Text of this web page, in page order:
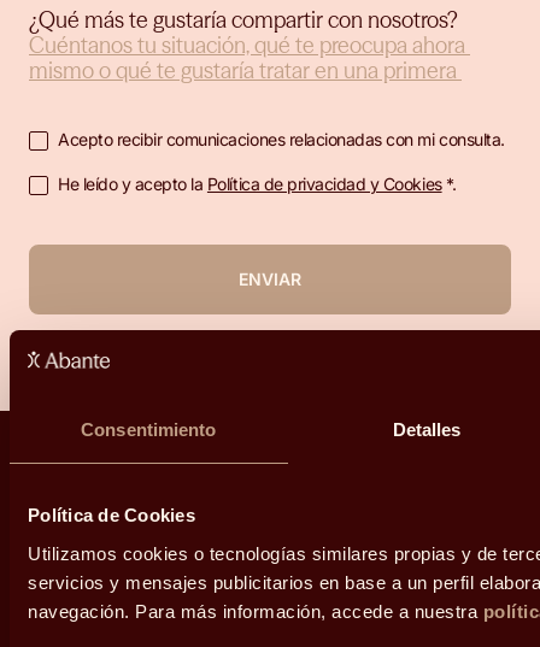
Consentimiento Detalles
Política de Cookies
Utilizamos cookies o tecnologías similares propias y de
servicios y mensajes publicitarios en base a un perfil
navegación. Para más información, accede a nuestra
¿Qué más te gustaría compartir con nosotros?
Acepto recibir comunicaciones relacionadas con mi consulta.
He leído y acepto la Política de privacidad y Cookies*.
ENVIAR
Decisiones que enriquecen tu vida